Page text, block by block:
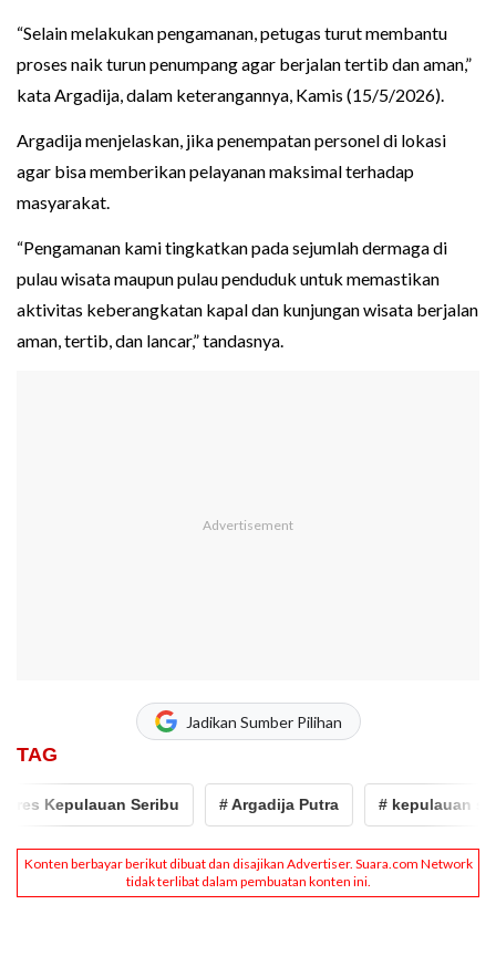
“Selain melakukan pengamanan, petugas turut membantu
proses naik turun penumpang agar berjalan tertib dan aman,”
kata Argadija, dalam keterangannya, Kamis (15/5/2026).
Argadija menjelaskan, jika penempatan personel di lokasi
agar bisa memberikan pelayanan maksimal terhadap
masyarakat.
“Pengamanan kami tingkatkan pada sejumlah dermaga di
pulau wisata maupun pulau penduduk untuk memastikan
aktivitas keberangkatan kapal dan kunjungan wisata berjalan
aman, tertib, dan lancar,” tandasnya.
Jadikan Sumber Pilihan
TAG
Kepulauan Seribu # Argadija Putra # kepulauan